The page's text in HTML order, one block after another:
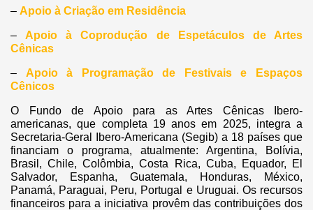
– Apoio à Criação em Residência
–Apoio à Coprodução de Espetáculos de Artes
Cênicas
– Apoio à Programação de Festivais e Espaços
Cênicos
O Fundo de Apoio para as Artes Cênicas Ibero-
americanas, que completa 19 anos em 2025, integra a
Secretaria-Geral Ibero-Americana (Segib) a 18 países que
financiam o programa, atualmente: Argentina, Bolívia,
Brasil, Chile, Colômbia, Costa Rica, Cuba, Equador, El
Salvador, Espanha, Guatemala, Honduras, México,
Panamá, Paraguai, Peru, Portugal e Uruguai. Os recursos
financeiros para a iniciativa provêm das contribuições dos